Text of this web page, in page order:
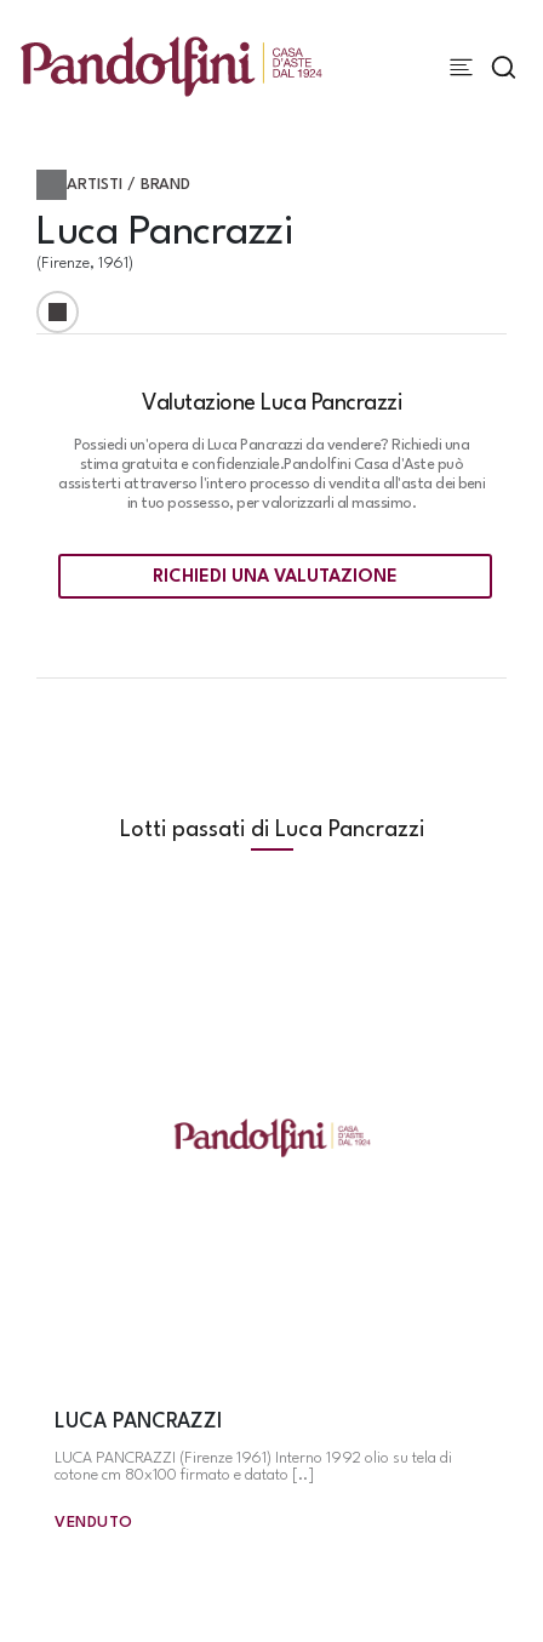
ARTISTI / BRAND
Luca Pancrazzi
(Firenze, 1961)
Valutazione Luca Pancrazzi
Possiedi un'opera di Luca Pancrazzi da vendere? Richiedi una
stima gratuita e confidenziale.Pandolfini Casa d'Aste può
assisterti attraverso l'intero processo di vendita all'asta dei beni
in tuo possesso, per valorizzarli al massimo.
RICHIEDI UNA VALUTAZIONE
Lotti passati di Luca Pancrazzi
LUCA PANCRAZZI
LUCA PANCRAZZI (Firenze 1961) Interno 1992 olio su tela di
cotone cm 80x100 firmato e datato [..]
VENDUTO